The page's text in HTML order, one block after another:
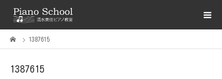
1387615
1387615